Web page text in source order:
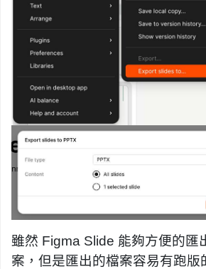
雖然 Figma Slide 能夠方便的匯
案，但是匯出的檔案容易有跑版